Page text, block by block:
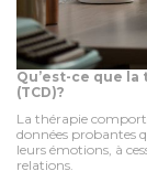
Qu’est-ce que
(TCD)?
La thérapie
données probantes
leurs émotions, à
relations.